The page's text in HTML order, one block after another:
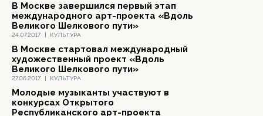
24.07.2017 | КУЛЬТУРА
В Москве завершился первый этап
международного арт-проекта «Вдоль
Великого Шелкового пути»
27.06.2017 | КУЛЬТУРА
В Москве стартовал международный
художественный проект «Вдоль
Великого Шелкового пути»
Молодые музыканты участвуют в
конкурсах Открытого
Республиканского арт-проекта